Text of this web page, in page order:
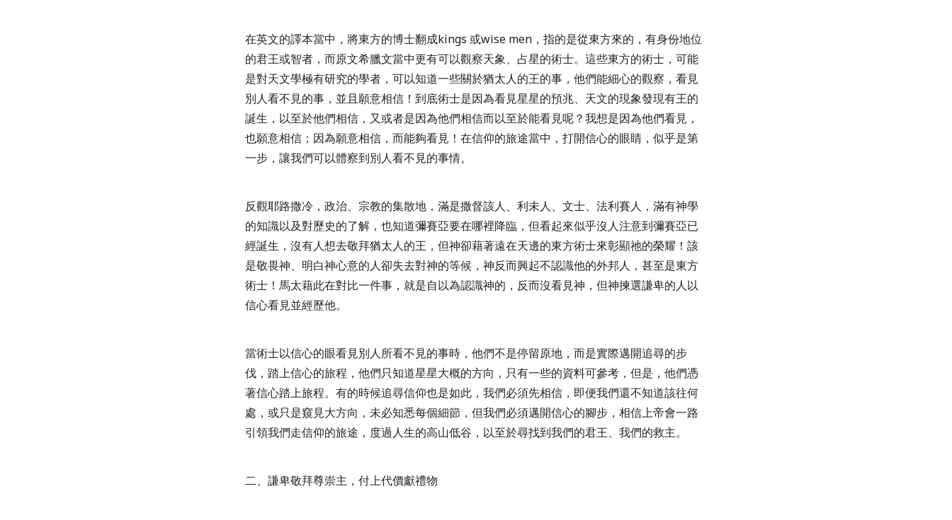
在英文的譯本當中，將東方的博士翻成kings 或wise men ，指的是從東方來的，有身份地位
的君王或智者，而原文希臘文當中更有可以觀察天象、占星的術士。這些東方的術士，可能
是對天文學極有研究的學者，可以知道一些關於猶太人的王的事，他們能細心的觀察，看見
別人看不見的事，並且願意相信！到底術士是因為看見星星的預兆、天文的現象發現有王的
誕生，以至於他們相信，又或者是因為他們相信而以至於能看見呢？我想是因為他們看見，
也願意相信；因為願意相信，而能夠看見！在信仰的旅途當中，打開信心的眼睛，似乎是第
一步，讓我們可以體察到別人看不見的事情。
反觀耶路撒冷，政治、宗教的集散地，滿是撒督該人、利未人、文士、法利賽人，滿有神學
的知識以及對歷史的了解，也知道彌賽亞要在哪裡降臨，但看起來似乎沒人注意到彌賽亞已
經誕生，沒有人想去敬拜猶太人的王，但神卻藉著遠在天邊的東方術士來彰顯祂的榮耀！該
是敬畏神、明白神心意的人卻失去對神的等候，神反而興起不認識他的外邦人，甚至是東方
術士！馬太藉此在對比一件事，就是自以為認識神的，反而沒看見神，但神揀選謙卑的人以
信心看見並經歷他。
當術士以信心的眼看見別人所看不見的事時，他們不是停留原地，而是實際邁開追尋的步
伐，踏上信心的旅程，他們只知道星星大概的方向，只有一些的資料可參考，但是，他們憑
著信心踏上旅程。有的時候追尋信仰也是如此，我們必須先相信，即便我們還不知道該往何
處，或只是窺見大方向，未必知悉每個細節，但我們必須邁開信心的腳步，相信上帝會一路
引領我們走信仰的旅途，度過人生的高山低谷，以至於尋找到我們的君王、我們的救主。
二、謙卑敬拜尊崇主，付上代價獻禮物